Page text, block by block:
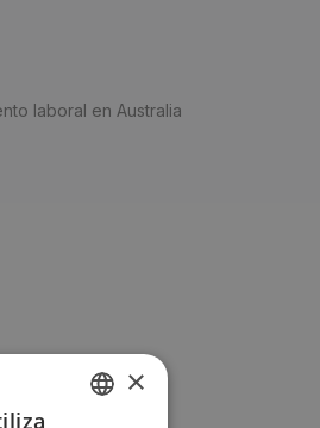
laboral en Australia
×